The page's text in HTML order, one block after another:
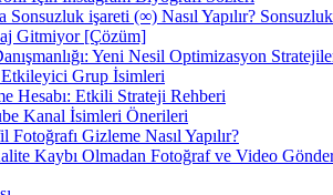
Sonsuzluk işareti (∞) Nasıl Yapılır?
Gitmiyor [Çözüm]
Yeni Nesil Optimizasyon
Grup İsimleri
Hesabı: Etkili Strateji Rehberi
Kanal İsimleri Önerileri
Gizleme Nasıl Yapılır?
Kaybı Olmadan Fotoğraf ve Video